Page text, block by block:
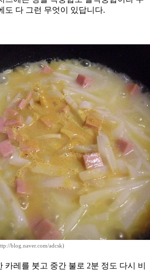
도 다 그런 무엇이 있답니다.
blog.naver.com/adcsk)
카레를 붓고 중간 불로 2분 정도 다시 비